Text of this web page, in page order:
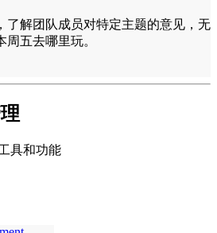
了解团队成员对特定主题的意见，无
五去哪里玩。
具和功能